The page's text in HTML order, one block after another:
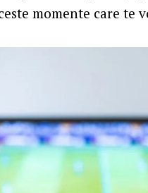
momente care te